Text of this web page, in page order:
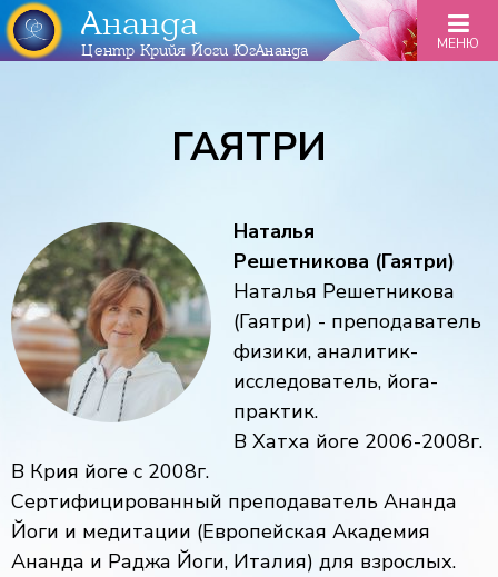
Ананда
Центр Крийя Йоги ЮгАнанда МЕНЮ
ГАЯТРИ
Наталья
Решетникова (Гаятри)
Наталья Решетникова
(Гаятри) - преподаватель
физики, аналитик-
исследователь, йога-
практик.
В Хатха йоге 2006-2008г.
В Крия йоге с 2008г.
Сертифицированный преподаватель Ананда
Йоги и медитации (Европейская Академия
Ананда и Раджа Йоги, Италия) для взрослых.